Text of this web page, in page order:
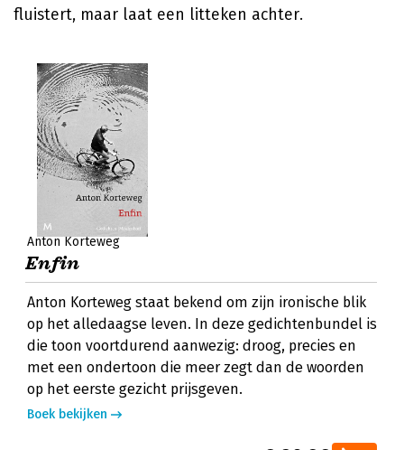
fluistert, maar laat een litteken achter.
Anton Korteweg
Enfin
Anton Korteweg staat bekend om zijn ironische blik
op het alledaagse leven. In deze gedichtenbundel is
die toon voortdurend aanwezig: droog, precies en
met een ondertoon die meer zegt dan de woorden
op het eerste gezicht prijsgeven.
Boek bekijken